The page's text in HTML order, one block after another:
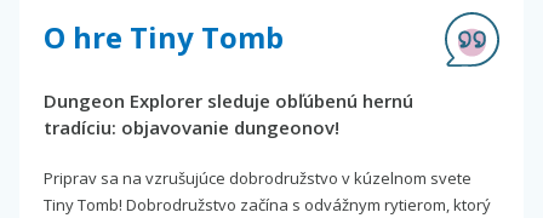
O hre Tiny Tomb
Dungeon Explorer sleduje obľúbenú hernú
tradíciu: objavovanie dungeonov!
Priprav sa na vzrušujúce dobrodružstvo v kúzelnom svete
Tiny Tomb! Dobrodružstvo začína s odvážnym rytierom, ktorý